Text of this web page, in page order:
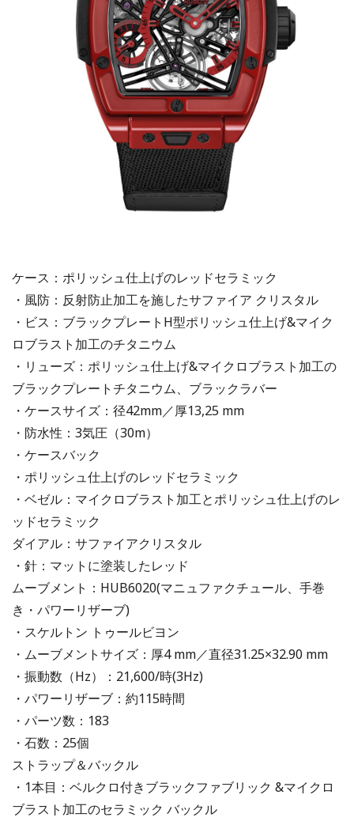
ケース：ポリッシュ仕上げのレッドセラミック
・風防：反射防止加工を施したサファイア クリスタル
・ビス：ブラックプレートH型ポリッシュ仕上げ&マイク
ロブラスト加工のチタニウム
・リューズ：ポリッシュ仕上げ&マイクロブラスト加工の
ブラックプレートチタニウム、ブラックラバー
・ケースサイズ：径42mm／厚13,25 mm
・防水性：3気圧（30m）
・ケースバック
・ポリッシュ仕上げのレッドセラミック
・ベゼル：マイクロブラスト加工とポリッシュ仕上げのレ
ッドセラミック
ダイアル：サファイアクリスタル
・針：マットに塗装したレッド
ムーブメント：HUB6020(マニュファクチュール、手巻
き・パワーリザーブ)
・スケルトン トゥールビヨン
・ムーブメントサイズ：厚4 mm／直径31.25×32.90 mm
・振動数（Hz）：21,600/時(3Hz)
・パワーリザーブ：約115時間
・パーツ数：183
・石数：25個
ストラップ＆バックル
・1本目：ベルクロ付きブラックファブリック &マイクロ
ブラスト加工のセラミック バックル